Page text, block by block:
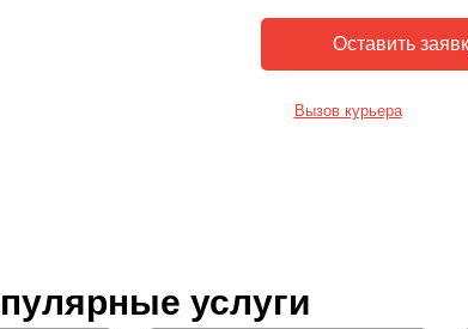
Вызов курьера
услуги